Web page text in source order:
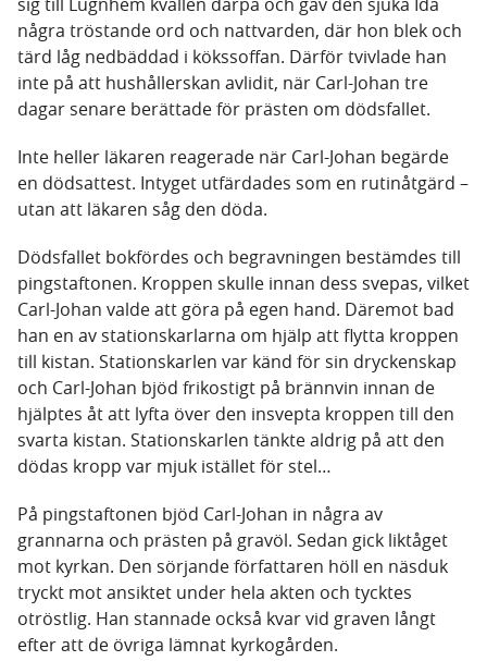
några tröstande ord och nattvarden, där hon blek och
tärd låg nedbäddad i kökssoffan. Därför tvivlade han
inte på att hushållerskan avlidit, när Carl-Johan tre
dagar senare berättade för prästen om dödsfallet.
Inte heller läkaren reagerade när Carl-Johan begärde
en dödsattest. Intyget utfärdades som en rutinåtgärd –
utan att läkaren såg den döda.
Dödsfallet bokfördes och begravningen bestämdes till
pingstaftonen. Kroppen skulle innan dess svepas, vilket
Carl-Johan valde att göra på egen hand. Däremot bad
han en av stationskarlarna om hjälp att flytta kroppen
till kistan. Stationskarlen var känd för sin dryckenskap
och Carl-Johan bjöd frikostigt på brännvin innan de
hjälptes åt att lyfta över den insvepta kroppen till den
svarta kistan. Stationskarlen tänkte aldrig på att den
dödas kropp var mjuk istället för stel…
På pingstaftonen bjöd Carl-Johan in några av
grannarna och prästen på gravöl. Sedan gick liktåget
mot kyrkan. Den sörjande författaren höll en näsduk
tryckt mot ansiktet under hela akten och tycktes
otröstlig. Han stannade också kvar vid graven långt
efter att de övriga lämnat kyrkogården.